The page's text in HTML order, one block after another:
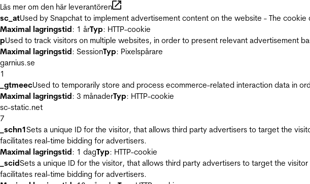
Läs mer om den här leverantören
sc_atUsed by Snapchat to implement advertisement content on the website - The
Maximal lagringstid: 1 årTyp: HTTP-cookie
pUsed to track visitors on multiple websites, in order to present relevant advertisement
Maximal lagringstid: SessionTyp: Pixelspårare
garnius.se
1
_gtmeecUsed to temporarily store and process ecommerce-related interaction data in
Maximal lagringstid: 3 månaderTyp: HTTP-cookie
sc-static.net
7
_schn1Sets a unique ID for the visitor, that allows third party advertisers to target the
facilitates real-time bidding for advertisers.
Maximal lagringstid: 1 dagTyp: HTTP-cookie
_scidSets a unique ID for the visitor, that allows third party advertisers to target the
facilitates real-time bidding for advertisers.